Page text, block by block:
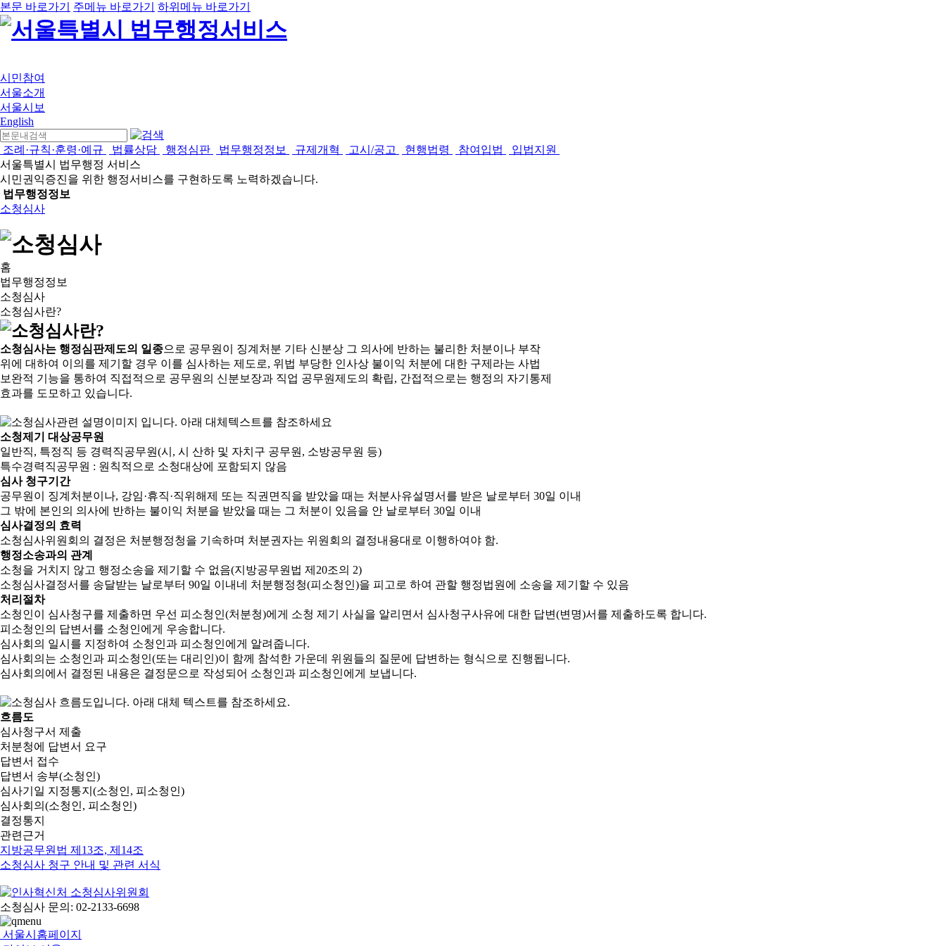
본문 바로가기 주메뉴 바로가기 하위메뉴 바로가기
시민참여
서울소개
서울시보
English
조례·규칙·훈령·예규 법률상담 행정심판 법무행정정보 규제개혁 고시/공고 현행법령 참여입법
입법지원
서울특별시 법무행정 서비스
시민권익증진을 위한 행정서비스를 구현하도록 노력하겠습니다.
법무행정정보
소청심사
홈
법무행정정보
소청심사
소청심사란?
소청심사는 행정심판제도의 일종으로 공무원이 징계처분 기타 신분상 그 의사에 반하는 불리한 처분이나 부작
위에 대하여 이의를 제기할 경우 이를 심사하는 제도로, 위법 부당한 인사상 불이익 처분에 대한 구제라는 사법
보완적 기능을 통하여 직접적으로 공무원의 신분보장과 직업 공무원제도의 확립, 간접적으로는 행정의 자기통제
효과를 도모하고 있습니다.
소청제기 대상공무원
일반직, 특정직 등 경력직공무원(시, 시 산하 및 자치구 공무원, 소방공무원 등)
특수경력직공무원 : 원칙적으로 소청대상에 포함되지 않음
심사 청구기간
공무원이 징계처분이나, 강임·휴직·직위해제 또는 직권면직을 받았을 때는 처분사유설명서를 받은 날로부터 30일 이내
그 밖에 본인의 의사에 반하는 불이익 처분을 받았을 때는 그 처분이 있음을 안 날로부터 30일 이내
심사결정의 효력
소청심사위원회의 결정은 처분행정청을 기속하며 처분권자는 위원회의 결정내용대로 이행하여야 함.
행정소송과의 관계
소청을 거치지 않고 행정소송을 제기할 수 없음(지방공무원법 제20조의 2)
소청심사결정서를 송달받는 날로부터 90일 이내네 처분행정청(피소청인)을 피고로 하여 관할 행정법원에 소송을 제기할 수 있음
처리절차
소청인이 심사청구를 제출하면 우선 피소청인(처분청)에게 소청 제기 사실을 알리면서 심사청구사유에 대한 답변(변명)서를 제출하도록 합니다.
피소청인의 답변서를 소청인에게 우송합니다.
심사회의 일시를 지정하여 소청인과 피소청인에게 알려줍니다.
심사회의는 소청인과 피소청인(또는 대리인)이 함께 참석한 가운데 위원들의 질문에 답변하는 형식으로 진행됩니다.
심사회의에서 결정된 내용은 결정문으로 작성되어 소청인과 피소청인에게 보냅니다.
흐름도
심사청구서 제출
처분청에 답변서 요구
답변서 접수
답변서 송부(소청인)
심사기일 지정통지(소청인, 피소청인)
심사회의(소청인, 피소청인)
결정통지
관련근거
지방공무원법 제13조, 제14조
소청심사 청구 안내 및 관련 서식
소청심사 문의: 02-2133-6698
서울시홈페이지